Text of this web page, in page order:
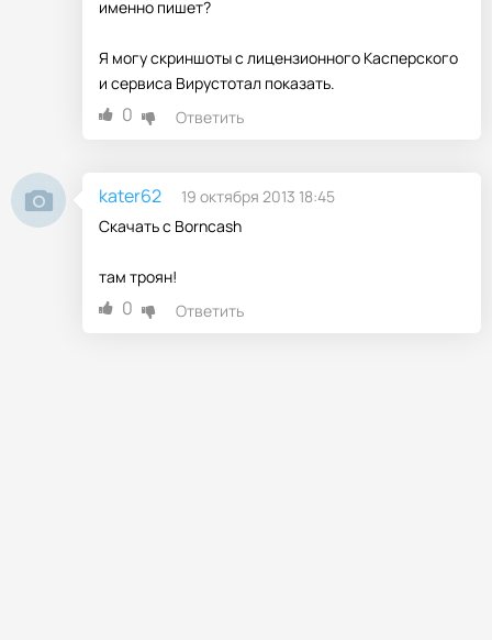
именно пишет?
Я могу скриншоты с лицензионного Касперского
и сервиса Вирустотал показать.
0 Ответить
kater62
19 октября 2013 18:45
Скачать с Borncash
там троян!
0 Ответить